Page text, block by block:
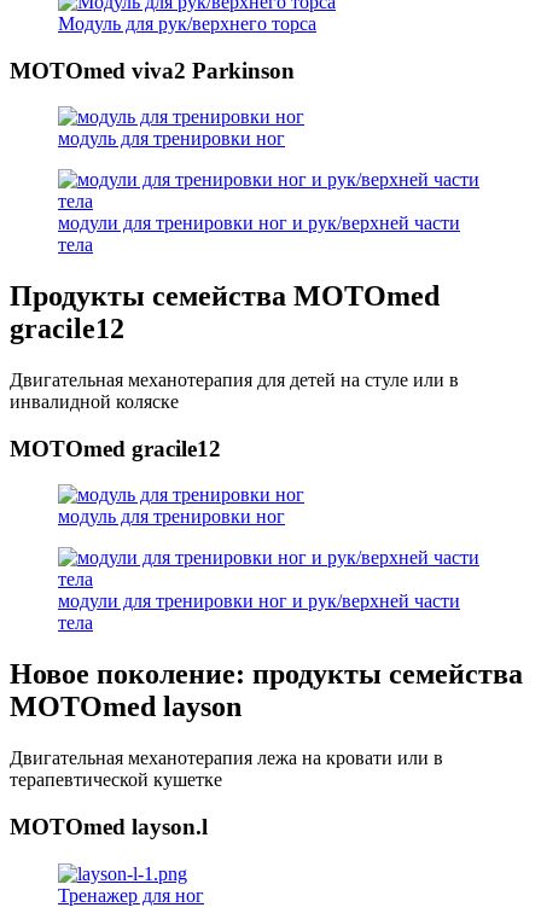
Модуль для рук/верхнего торса
MOTOmed viva2 Parkinson
модуль для тренировки ног
модули для тренировки ног и рук/верхней части
тела
Продукты семейства MOTOmed
gracile12
Двигательная механотерапия для детей на стуле или в
инвалидной коляске
MOTOmed gracile12
модуль для тренировки ног
модули для тренировки ног и рук/верхней части
тела
Новое поколение: продукты семейства
MOTOmed layson
Двигательная механотерапия лежа на кровати или в
терапевтической кушетке
MOTOmed layson.l
Тренажер для ног